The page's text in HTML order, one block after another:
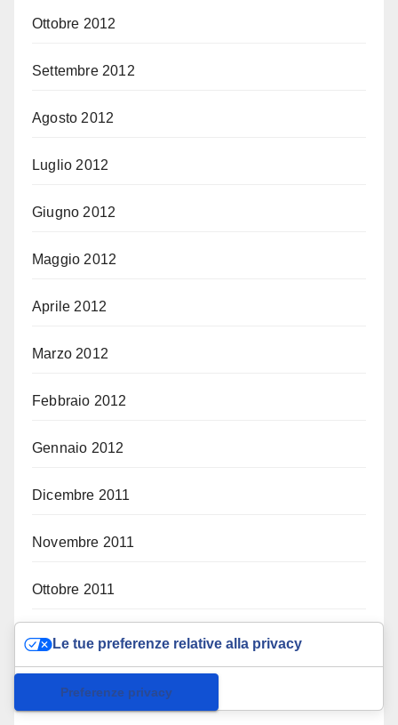
Ottobre 2012
Settembre 2012
Agosto 2012
Luglio 2012
Giugno 2012
Maggio 2012
Aprile 2012
Marzo 2012
Febbraio 2012
Gennaio 2012
Dicembre 2011
Novembre 2011
Ottobre 2011
Settembre 2011
Le tue preferenze relative alla privacy
Informativa sulla raccolta